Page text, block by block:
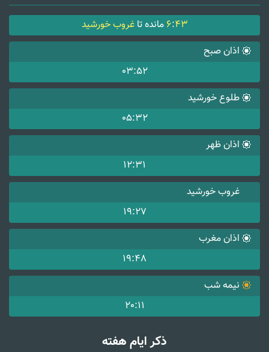
6:43 مانده تاغروب خورشید
اذان صبح
03:52
طلوع خورشید
05:32
اذان ظهر
12:31
غروب خورشید
19:27
اذان مغرب
19:48
نیمه شب
20:11
ذکر ایام هفته